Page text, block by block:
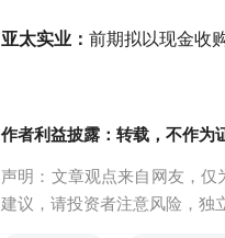
亚太实业： 前期拟以现金收
作者利益披露：转载，不作为
声明：文章观点来自网友，
建议，请投资者注意风险，独